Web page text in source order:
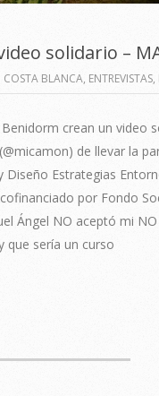
solidario –
COSTA BLANCA, ENTREVISTAS,
crean un video
de llevar la
Estrategias
por Fondo
Ángel NO aceptó mi
que sería un curso